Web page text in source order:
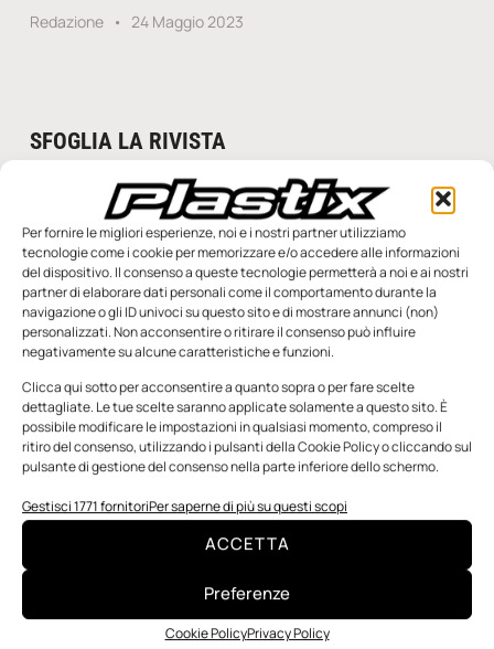
Per fornire le migliori esperienze, noi e i nostri partner utilizziamo
tecnologie come i cookie per memorizzare e/o accedere alle informazioni
del dispositivo. Il consenso a queste tecnologie permetterà a noi e ai nostri
partner di elaborare dati personali come il comportamento durante la
navigazione o gli ID univoci su questo sito e di mostrare annunci (non)
personalizzati. Non acconsentire o ritirare il consenso può influire
negativamente su alcune caratteristiche e funzioni.
Clicca qui sotto per acconsentire a quanto sopra o per fare scelte
dettagliate. Le tue scelte saranno applicate solamente a questo sito. È
possibile modificare le impostazioni in qualsiasi momento, compreso il
ritiro del consenso, utilizzando i pulsanti della Cookie Policy o cliccando sul
pulsante di gestione del consenso nella parte inferiore dello schermo.
Gestisci 1771 fornitoriPer saperne di più su questi scopi
ACCETTA
Preferenze
Cookie PolicyPrivacy Policy
Redazione 24 Maggio 2023
SFOGLIA LA RIVISTA
n.5 - Giugno 2026 n.4 - Maggio 2026
Edicola Web
Notizie da Meccanicanews
I nanonastri di grafene come potenziali sensori per i
Una nuova mano robotica passa da una pinza all’altra
O-Ring, tecnica e applicazioni